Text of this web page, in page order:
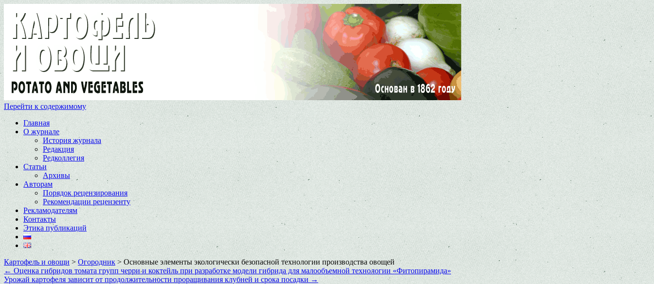
Перейти к содержимому
Главная
О журнале
История журнала
Редакция
Редколлегия
Статьи
Архивы
Авторам
Порядок рецензирования
Рекомендации рецензенту
Рекламодателям
Контакты
Этика публикаций
Картофель и овощи > Огородник >Основные элементы экологически безопасной технологии производства овощей
← Оценка гибридов томата групп черри и коктейль при разработке модели гибрида для малообъемной технологии «Фитопирамида»
Урожай картофеля зависит от продолжительности проращивания клубней и срока посадки →